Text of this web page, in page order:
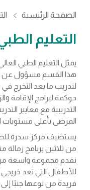
الصفحة الرئيسية
التعليم
يمثل التعليم الطبي
هذا القسم مسؤول عن
لتدريب ما بعد التخرج
حوكمة لبرامج الإقامة
التدريبية مع معايير
المرضى بأعلى مستويات
يستضيف مركز سدرة
من ثلاثين برنامج
نقدم مجموعة واسعة من
للأطفال التي تعد
فريدة من نوعها جنبًا